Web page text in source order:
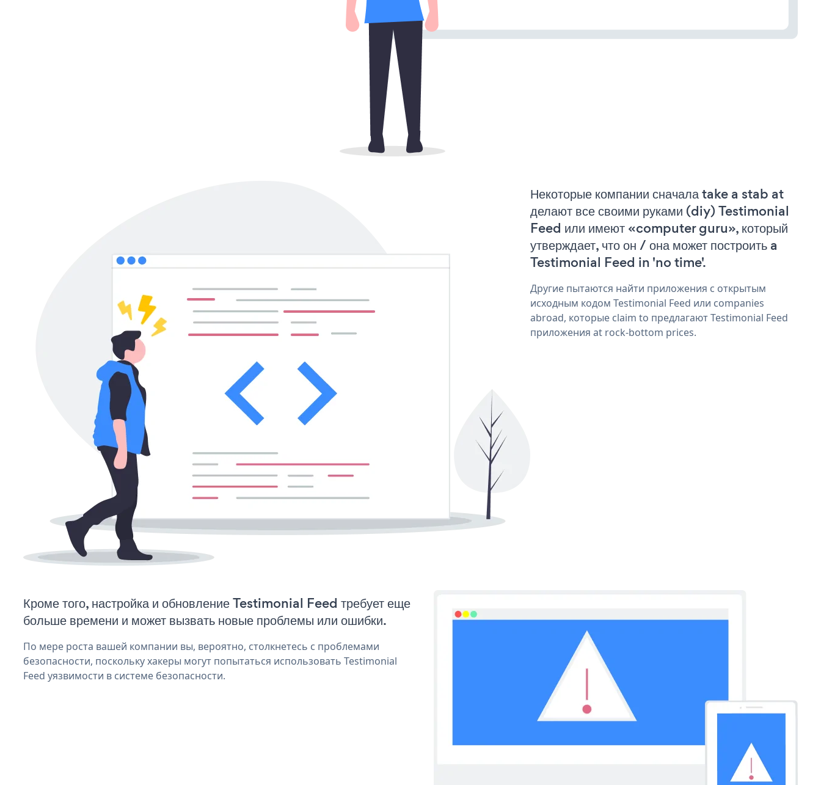
Некоторые компании сначала take a stab at
делают все своими руками (diy) Testimonial
Feed или имеют «computer guru», который
утверждает, что он / она может построить a
Testimonial Feed in 'no time'.
Другие пытаются найти приложения с открытым
исходным кодом Testimonial Feed или companies
abroad, которые claim to предлагают Testimonial Feed
приложения at rock-bottom prices.
Кроме того, настройка и обновление Testimonial Feed требует еще
больше времени и может вызвать новые проблемы или ошибки.
По мере роста вашей компании вы, вероятно, столкнетесь с проблемами
безопасности, поскольку хакеры могут попытаться использовать Testimonial
Feed уязвимости в системе безопасности.